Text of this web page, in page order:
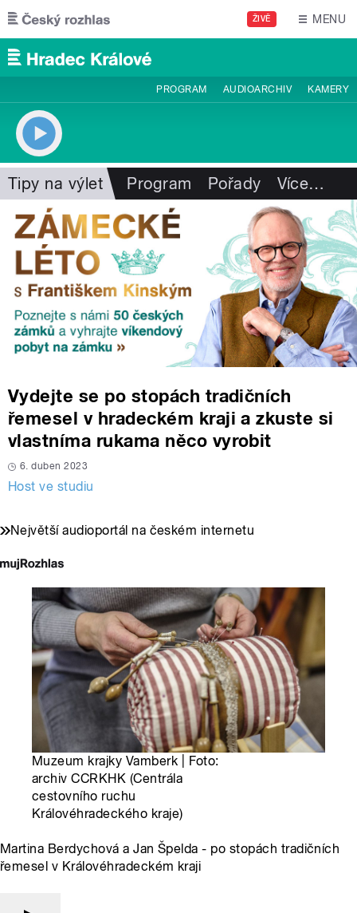
Přejít k hlavnímu obsahu
ŽIVĚ MENU
PROGRAM AUDIOARCHIV KAMERY
Tipy na výlet Program Pořady Více…
Vydejte se po stopách tradičních
řemesel v hradeckém kraji a zkuste si
vlastníma rukama něco vyrobit
6. duben 2023
Host ve studiu
Největší audioportál na českém internetu
Muzeum krajky Vamberk | Foto:
archiv CCRKHK (Centrála
cestovního ruchu
Královéhradeckého kraje)
Martina Berdychová a Jan Špelda - po stopách tradičních
řemesel v Královéhradeckém kraji